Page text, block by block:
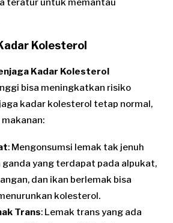
teratur untuk memantau
Kolesterol
Kadar Kolesterol
bisa meningkatkan risiko
kadar kolesterol tetap normal,
: Mengonsumsi lemak tak jenuh
yang terdapat pada alpukat,
dan ikan berlemak bisa
kolesterol.
Trans: Lemak trans yang ada